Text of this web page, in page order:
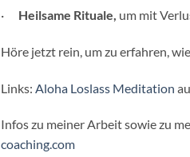
· Heilsame Rituale, um mit
Höre jetzt rein, um zu erfahren,
Links: Aloha Loslass Meditation
Infos zu meiner Arbeit sowie zu
coaching.com⁠⁠